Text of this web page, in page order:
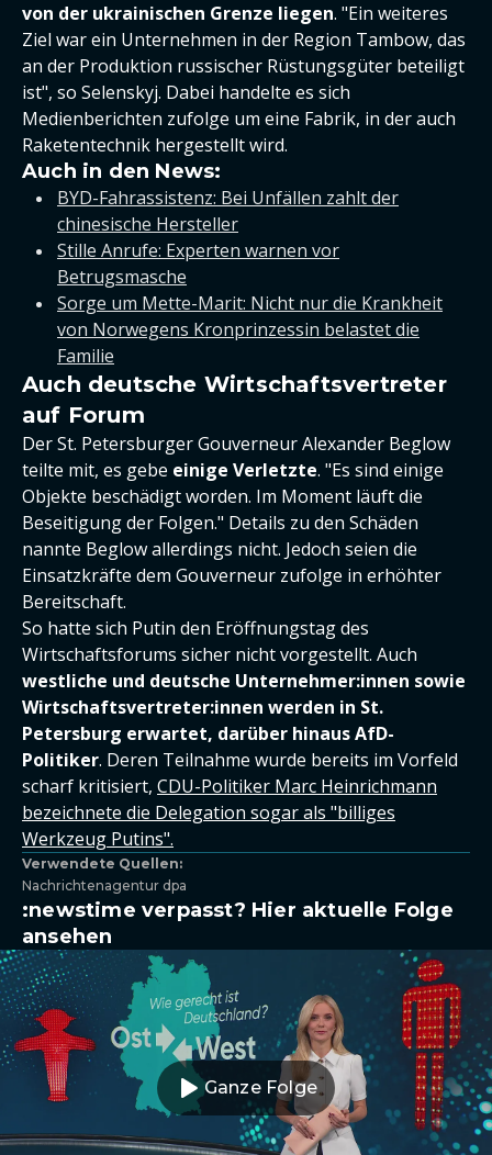
von der ukrainischen Grenze liegen. "Ein weiteres
Ziel war ein Unternehmen in der Region Tambow, das
an der Produktion russischer Rüstungsgüter beteiligt
ist", so Selenskyj. Dabei handelte es sich
Medienberichten zufolge um eine Fabrik, in der auch
Raketentechnik hergestellt wird.
Auch in den News:
BYD-Fahrassistenz: Bei Unfällen zahlt der
chinesische Hersteller
Stille Anrufe: Experten warnen vor
Betrugsmasche
Sorge um Mette-Marit: Nicht nur die Krankheit
von Norwegens Kronprinzessin belastet die
Familie
Auch deutsche Wirtschaftsvertreter
auf Forum
Der St. Petersburger Gouverneur Alexander Beglow
teilte mit, es gebe einige Verletzte. "Es sind einige
Objekte beschädigt worden. Im Moment läuft die
Beseitigung der Folgen." Details zu den Schäden
nannte Beglow allerdings nicht. Jedoch seien die
Einsatzkräfte dem Gouverneur zufolge in erhöhter
Bereitschaft.
So hatte sich Putin den Eröffnungstag des
Wirtschaftsforums sicher nicht vorgestellt. Auch
westliche und deutsche Unternehmer:innen sowie
Wirtschaftsvertreter:innen werden in St.
Petersburg erwartet, darüber hinaus AfD-
Politiker. Deren Teilnahme wurde bereits im Vorfeld
scharf kritisiert, CDU-Politiker Marc Heinrichmann
bezeichnete die Delegation sogar als "billiges
Werkzeug Putins".
Verwendete Quellen:
Nachrichtenagentur dpa
:newstime verpasst? Hier aktuelle Folge
ansehen
Ganze Folge